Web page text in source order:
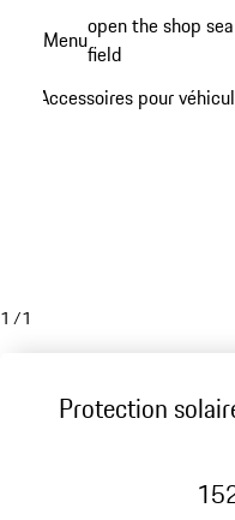
principal
Menuopen the shop
field
Accessoires pour
1 /1
Protection